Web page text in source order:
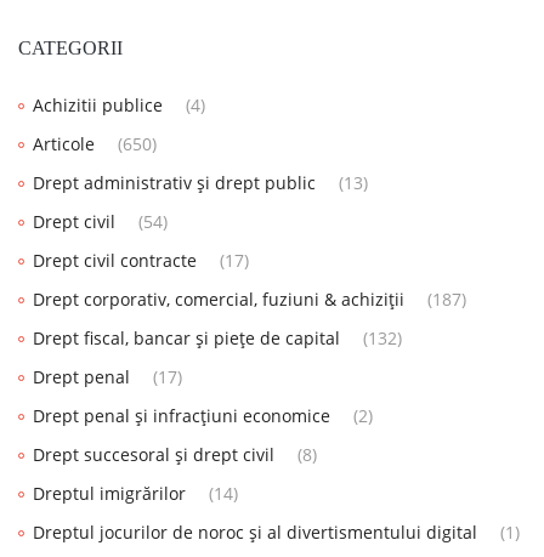
CATEGORII
Achizitii publice
(4)
Articole
(650)
Drept administrativ și drept public
(13)
Drept civil
(54)
Drept civil contracte
(17)
Drept corporativ, comercial, fuziuni & achiziții
(187)
Drept fiscal, bancar și piețe de capital
(132)
Drept penal
(17)
Drept penal și infracțiuni economice
(2)
Drept succesoral și drept civil
(8)
Dreptul imigrărilor
(14)
Dreptul jocurilor de noroc și al divertismentului digital
(1)